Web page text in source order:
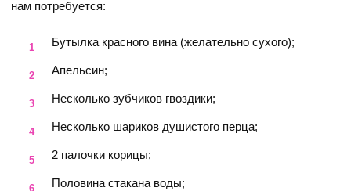
нам потребуется:
Бутылка красного вина (желательно сухого);
Апельсин;
Несколько зубчиков гвоздики;
Несколько шариков душистого перца;
2 палочки корицы;
Половина стакана воды;